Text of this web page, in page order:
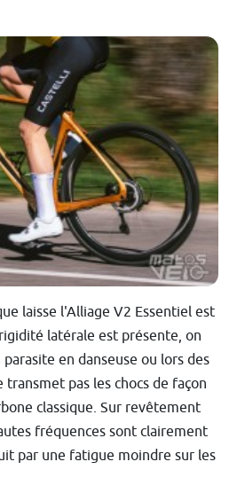
laisse l'Alliage V2 Essentiel est
latérale est présente, on
en danseuse ou lors des
transmet pas les chocs de façon
classique. Sur revêtement
fréquences sont clairement
par une fatigue moindre sur les